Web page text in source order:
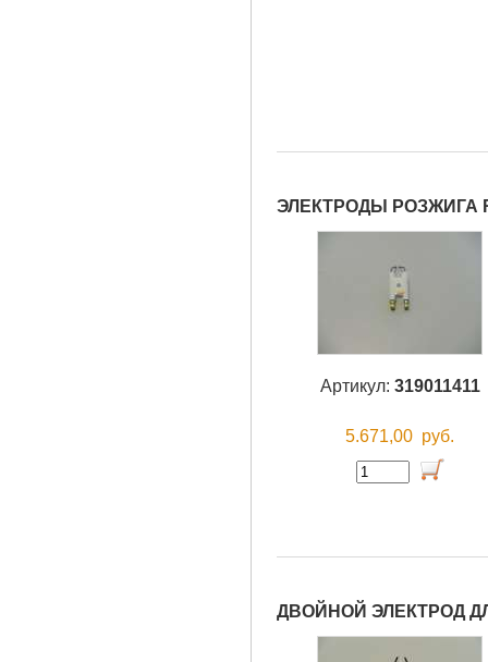
ЭЛЕКТРОДЫ РОЗЖИГА
Артикул: 319011411
5.671,00 руб.
ДВОЙНОЙ ЭЛЕКТРОД